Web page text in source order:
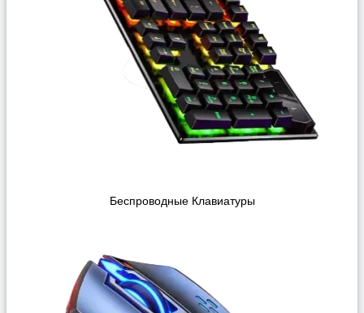
Беспроводные Клавиатуры